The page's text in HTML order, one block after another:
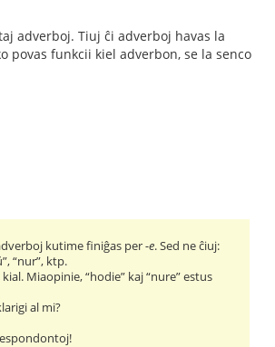
adverboj. Tiuj ĉi adverboj havas la
povas funkcii kiel adverbon, se la senco
kutime finiĝas per-e. Sed ne ĉiuj:
“nur”, ktp.
Miaopinie, “hodie” kaj “nure” estus
al mi?